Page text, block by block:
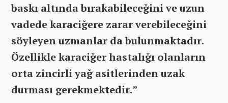
baskı altında bırakabileceğini ve uzun
vadede karaciğere zarar verebileceğini
söyleyen uzmanlar da bulunmaktadır.
Özellikle karaciğer hastalığı olanların
orta zincirli yağ asitlerinden uzak
durması gerekmektedir.”